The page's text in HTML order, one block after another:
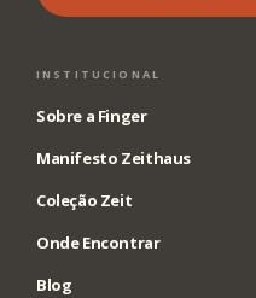
INSTITUCIONAL
Sobre a Finger
Manifesto Zeithaus
Coleção Zeit
Onde Encontrar
Blog